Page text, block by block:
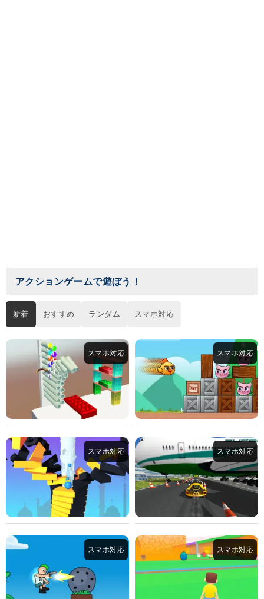
アクションゲームで遊ぼう！
新着 おすすめ ランダム スマホ対応